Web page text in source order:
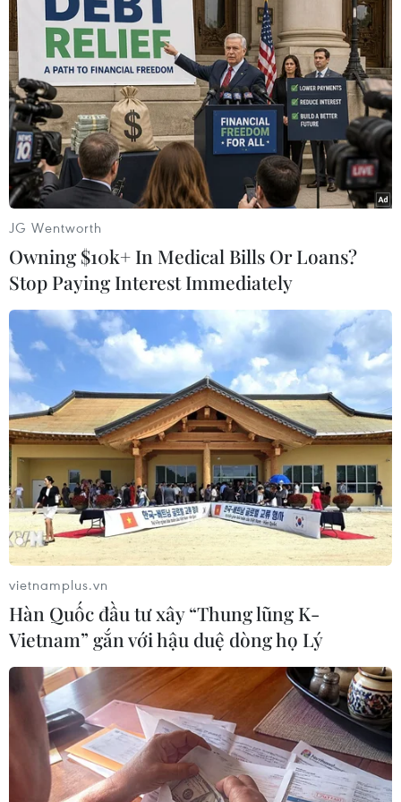
Theo dõi VietnamPlus
TIN LIÊN QUAN
Hà Tĩnh: Hai em học sinh lớp 9 mất tích
khi đang tắm biển
Trong lúc tắm biển ở xã Xuân Hội (huyện Nghi Xuân,
Hà Tĩnh), hai em là V.T.T (xóm Hội Minh) và P.T.L (xóm
Tân Ninh Châu), cùng là học sinh lớp 9, không may bị
sóng cuốn trôi ra xa và mất tích.
JG Wentworth
Owning $10k+ In Medical Bills Or Loans?
Stop Paying Interest Immediately
vietnamplus.vn
Hàn Quốc đầu tư xây “Thung lũng K-
Vietnam” gắn với hậu duệ dòng họ Lý